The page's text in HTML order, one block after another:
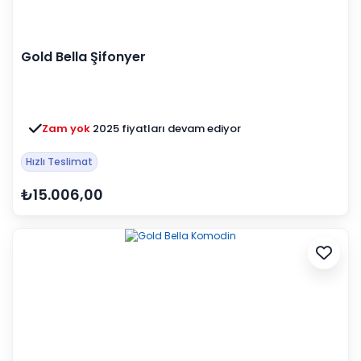
Gold Bella Şifonyer
Zam yok 2025 fiyatları devam ediyor
Hızlı Teslimat
₺15.006,00